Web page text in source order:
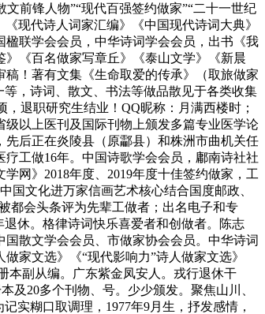
前锋人物”“现代百强签约做家”“二十一世纪
现代诗人词家汇编》《中国现代诗词大典》
楹联学会会员，中华诗词学会会员，出书《我
《百名做家写章丘》《泰山文学》《新晨
！著有文集《生命取爱的传承》（取旅做家
，诗词、散文、书法等做品散见于各类收集
退职研究生结业！QQ昵称：月满西楼时；
以上医刊及国际刊物上颁发多篇专业医学论
后正在炎陵县（原酃县）和株洲市曲机关任
工做16年。中国诗歌学会会员，鄘南诗社社
网》2018年度、2019年度十佳签约做家，工
国文化进万家信画艺术核心结合国度邮政、
都会头条评为先辈工做者；出名电子和专
休。格律诗词快乐喜爱者和创做者。陈志
散文学会会员、市做家协会会员。中华诗词
家文选》《“现代影响力”诗人做家文选》
本副从编。广东紫金凤安人。戎行退休干
及20多个刊物、号。少少颁发。聚焦山川、
实糊口取调理，1977年9月生，抒发感情，